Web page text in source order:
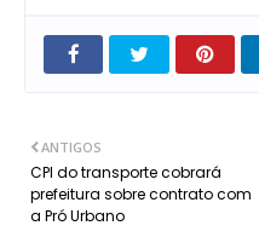
ANTIGOS
CPI do transporte cobrará
prefeitura sobre contrato com
a Pró Urbano